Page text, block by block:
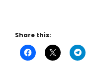
Share this: